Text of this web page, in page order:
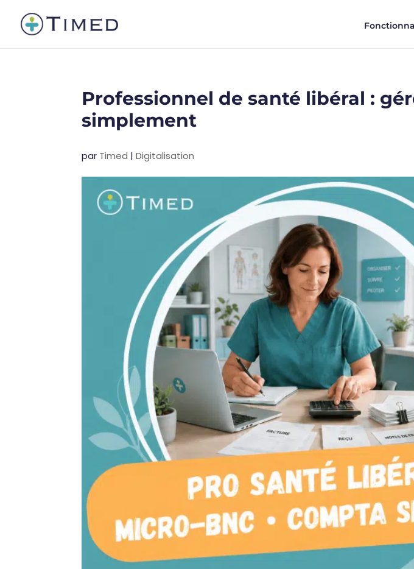
Professionnel de santé libéral :
simplement
par Timed |Digitalisation